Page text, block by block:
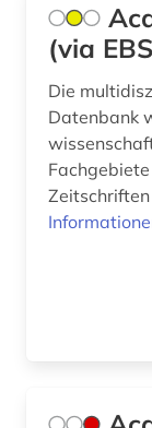
(via
Die
Datenbank